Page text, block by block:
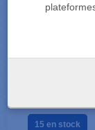
15 en stock